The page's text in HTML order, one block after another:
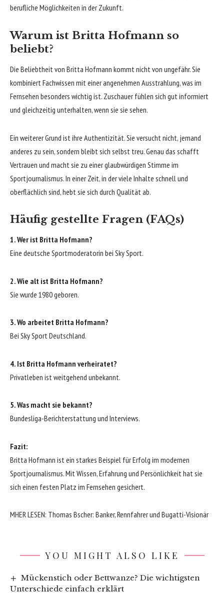
berufliche Möglichkeiten in der Zukunft.
Warum ist Britta Hofmann so
beliebt?
Die Beliebtheit von Britta Hofmann kommt nicht von ungefähr. Sie
kombiniert Fachwissen mit einer angenehmen Ausstrahlung, was im
Fernsehen besonders wichtig ist. Zuschauer fühlen sich gut informiert
und gleichzeitig unterhalten, wenn sie sie sehen.
Ein weiterer Grund ist ihre Authentizität. Sie versucht nicht, jemand
anderes zu sein, sondern bleibt sich selbst treu. Genau das schafft
Vertrauen und macht sie zu einer glaubwürdigen Stimme im
Sportjournalismus. In einer Zeit, in der viele Inhalte schnell und
oberflächlich sind, hebt sie sich durch Qualität ab.
Häufig gestellte Fragen (FAQs)
1. Wer ist Britta Hofmann?
Eine deutsche Sportmoderatorin bei Sky Sport.
2. Wie alt ist Britta Hofmann?
Sie wurde 1980 geboren.
3. Wo arbeitet Britta Hofmann?
Bei Sky Sport Deutschland.
4. Ist Britta Hofmann verheiratet?
Privatleben ist weitgehend unbekannt.
5. Was macht sie bekannt?
Bundesliga-Berichterstattung und Interviews.
Fazit:
Britta Hofmann ist ein starkes Beispiel für Erfolg im modernen
Sportjournalismus. Mit Wissen, Erfahrung und Persönlichkeit hat sie
sich einen festen Platz im Fernsehen gesichert.
MHER LESEN: Thomas Bscher: Banker, Rennfahrer und Bugatti-Visionär
YOU MIGHT ALSO LIKE
Mückenstich oder Bettwanze? Die wichtigsten
Unterschiede einfach erklärt